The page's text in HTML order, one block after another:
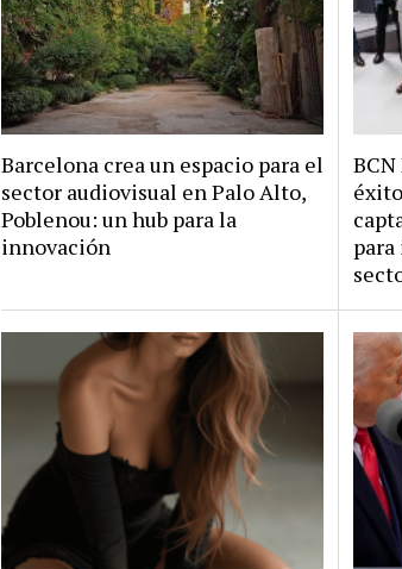
Barcelona crea un espacio para el
sector audiovisual en Palo Alto,
Poblenou: un hub para la
innovación